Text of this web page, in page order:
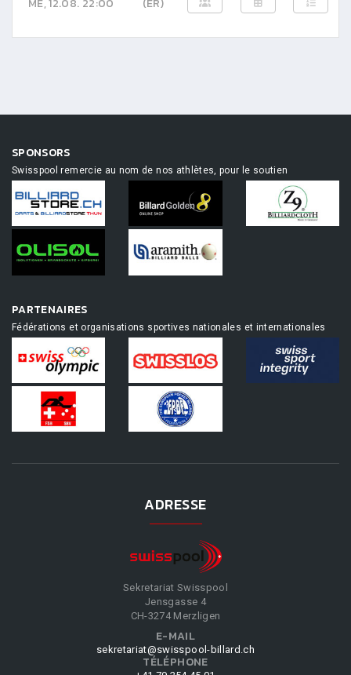
ME, 12.08. 22:00
(ER)
SPONSORS
Swisspool remercie au nom de nos athlètes, pour le soutien
PARTENAIRES
Fédérations et organisations sportives nationales et internationales
ADRESSE
Sekretariat Swisspool
Jensgasse 4
CH-3274 Merzligen
E-MAIL
sekretariat@swisspool-billard.ch
TÉLÉPHONE